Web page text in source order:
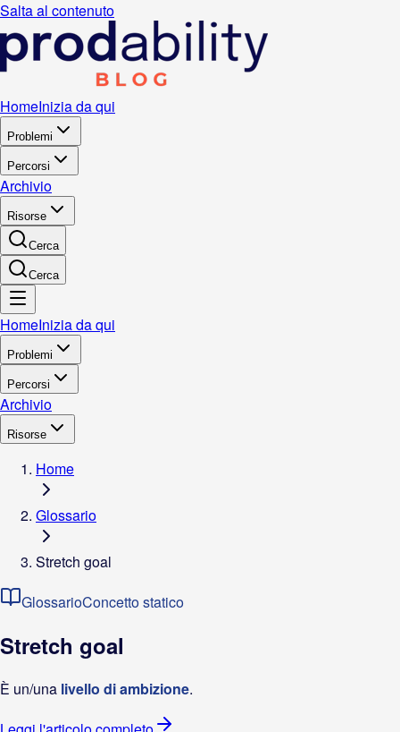
Salta al contenuto
HomeInizia da qui
Problemi
Percorsi
Archivio
Risorse
Cerca
Cerca
HomeInizia da qui
Problemi
Percorsi
Archivio
Risorse
Home
Glossario
Stretch goal
GlossarioConcetto statico
Stretch goal
È un/una livello di ambizione.